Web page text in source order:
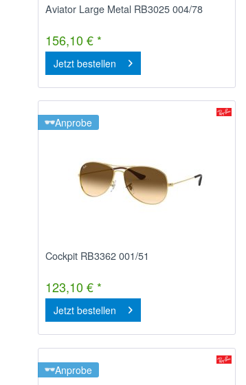
Aviator Large Metal RB3025 004/78
156,10 € *
Jetzt bestellen
Anprobe
Cockpit RB3362 001/51
123,10 € *
Jetzt bestellen
Anprobe